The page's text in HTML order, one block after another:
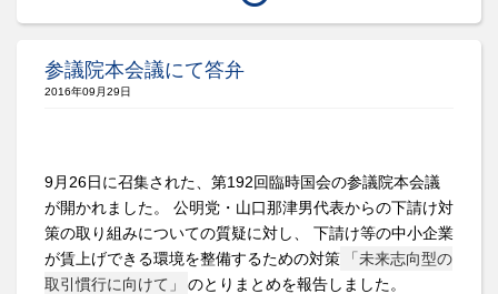
参議院本会議にて答弁
2016年09月29日
9月26日に召集された、第192回臨時国会の参議院本会議
が開かれました。 公明党・山口那津男代表からの下請け対
策の取り組みについての質疑に対し、 下請け等の中小企業
が賃上げできる環境を整備するための対策
「未来志向型の
取引慣行に向けて」
のとりまとめを報告しました。